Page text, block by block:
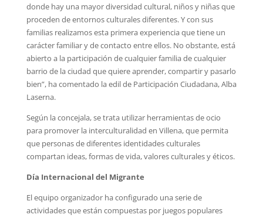
donde hay una mayor diversidad cultural, niños y niñas que
proceden de entornos culturales diferentes. Y con sus
familias realizamos esta primera experiencia que tiene un
carácter familiar y de contacto entre ellos. No obstante, está
abierto a la participación de cualquier familia de cualquier
barrio de la ciudad que quiere aprender, compartir y pasarlo
bien”, ha comentado la edil de Participación Ciudadana, Alba
Laserna.
Según la concejala, se trata utilizar herramientas de ocio
para promover la interculturalidad en Villena, que permita
que personas de diferentes identidades culturales
compartan ideas, formas de vida, valores culturales y éticos.
Día Internacional del Migrante
El equipo organizador ha configurado una serie de
actividades que están compuestas por juegos populares